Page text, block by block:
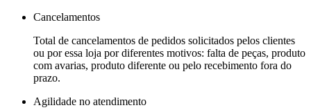
Cancelamentos
Total de cancelamentos de pedidos solicitados pelos clientes
ou por essa loja por diferentes motivos: falta de peças, produto
com avarias, produto diferente ou pelo recebimento fora do
prazo.
Agilidade no atendimento